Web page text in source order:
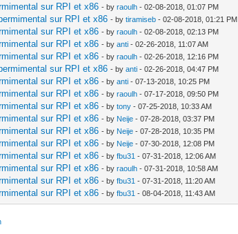
sur RPI et x86 - byraoulh - 02-08-2018, 01:07 PM
sur RPI et x86 - bytiramiseb - 02-08-2018, 01:21 PM
sur RPI et x86 - byraoulh - 02-08-2018, 02:13 PM
sur RPI et x86 - byanti - 02-26-2018, 11:07 AM
sur RPI et x86 - byraoulh - 02-26-2018, 12:16 PM
sur RPI et x86 - byanti - 02-26-2018, 04:47 PM
sur RPI et x86 - byanti - 07-13-2018, 10:25 PM
sur RPI et x86 - byraoulh - 07-17-2018, 09:50 PM
sur RPI et x86 - bytony - 07-25-2018, 10:33 AM
sur RPI et x86 - by Neije - 07-28-2018, 03:37 PM
sur RPI et x86 - by Neije - 07-28-2018, 10:35 PM
sur RPI et x86 - by Neije - 07-30-2018, 12:08 PM
sur RPI et x86 - byfbu31 - 07-31-2018, 12:06 AM
sur RPI et x86 - byraoulh - 07-31-2018, 10:58 AM
sur RPI et x86 - byfbu31 - 07-31-2018, 11:20 AM
sur RPI et x86 - byfbu31 - 08-04-2018, 11:43 AM